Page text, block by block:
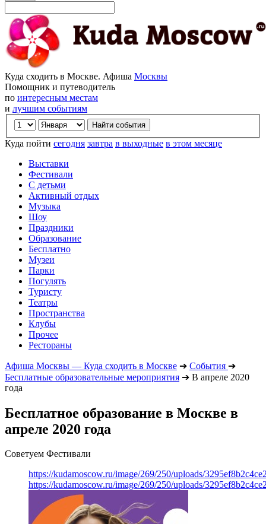
Куда сходить в Москве. Афиша Москвы
Помощник и путеводитель
по интересным местам
и лучшим событиям
Куда пойти сегодня завтра в выходные в этом месяце
Выставки
Фестивали
С детьми
Активный отдых
Музыка
Шоу
Праздники
Образование
Бесплатно
Музеи
Парки
Погулять
Туристу
Театры
Пространства
Клубы
Прочее
Рестораны
Афиша Москвы — Куда сходить в Москве ➔ События ➔
Бесплатные образовательные мероприятия ➔ В апреле 2020
года
Бесплатное образование в Москве в
апреле 2020 года
Советуем Фестивали
https://kudamoscow.ru/image/269/250/uploads/
https://kudamoscow.ru/image/269/250/uploads/